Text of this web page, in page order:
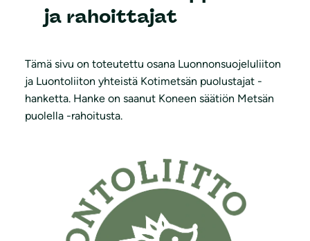
ja rahoittajat
Tämä sivu on toteutettu osana Luonnonsuojeluliiton
ja Luontoliiton yhteistä Kotimetsän puolustajat -
hanketta. Hanke on saanut Koneen säätiön Metsän
puolella -rahoitusta.